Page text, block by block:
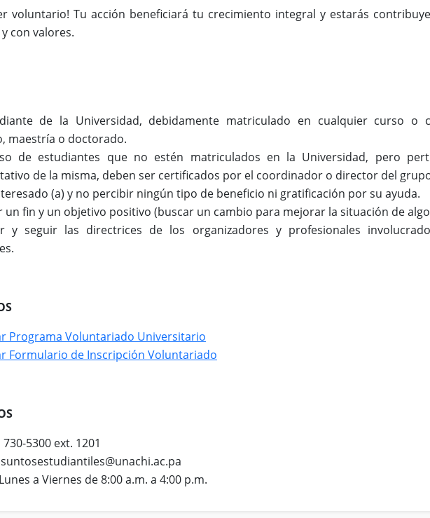
voluntario! Tu acción beneficiará tu crecimiento integral y estarás
con valores.
de la Universidad, debidamente matriculado en cualquier curso o
maestría o doctorado.
de estudiantes que no estén matriculados en la Universidad, pero
de la misma, deben ser certificados por el coordinador o director del
(a) y no percibir ningún tipo de beneficio ni gratificación por su ayuda.
un fin y un objetivo positivo (buscar un cambio para mejorar la situación de
y seguir las directrices de los organizadores y profesionales
Programa Voluntariado Universitario
Formulario de Inscripción Voluntariado
5300 ext. 1201
a Viernes de 8:00 a.m. a 4:00 p.m.